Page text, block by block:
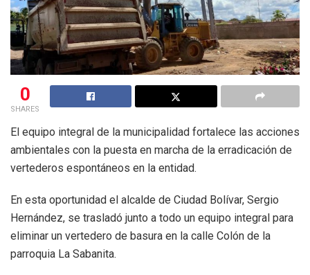
0
SHARES
El equipo integral de la municipalidad fortalece las acciones
ambientales con la puesta en marcha de la erradicación de
vertederos espontáneos en la entidad.
En esta oportunidad el alcalde de Ciudad Bolívar, Sergio
Hernández, se trasladó junto a todo un equipo integral para
eliminar un vertedero de basura en la calle Colón de la
parroquia La Sabanita.